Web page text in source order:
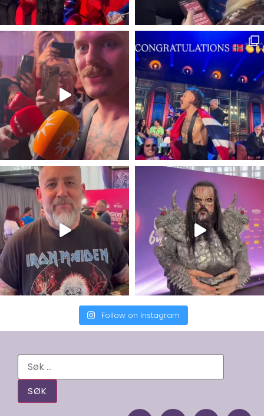
Follow on Instagram